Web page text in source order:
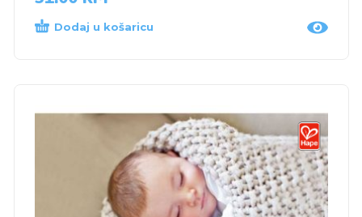
Dodaj u košaricu